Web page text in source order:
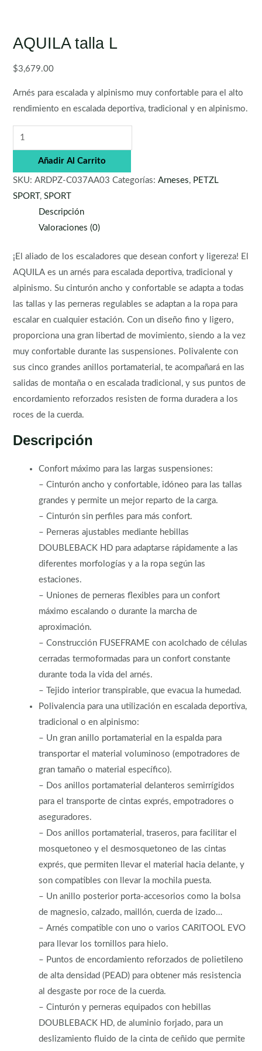
AQUILA talla L
$3,679.00
Arnés para escalada y alpinismo muy confortable para el alto
rendimiento en escalada deportiva, tradicional y en alpinismo.
Añadir Al Carrito
SKU:ARDPZ-C037AA03 Categorías:Arneses, PETZL
SPORT ,SPORT
Descripción
Valoraciones (0)
¡El aliado de los escaladores que desean confort y ligereza! El
AQUILA es un arnés para escalada deportiva, tradicional y
alpinismo. Su cinturón ancho y confortable se adapta a todas
las tallas y las perneras regulables se adaptan a la ropa para
escalar en cualquier estación. Con un diseño fino y ligero,
proporciona una gran libertad de movimiento, siendo a la vez
muy confortable durante las suspensiones. Polivalente con
sus cinco grandes anillos portamaterial, te acompañará en las
salidas de montaña o en escalada tradicional, y sus puntos de
encordamiento reforzados resisten de forma duradera a los
roces de la cuerda.
Descripción
Confort máximo para las largas suspensiones:
– Cinturón ancho y confortable, idóneo para las tallas
grandes y permite un mejor reparto de la carga.
– Cinturón sin perfiles para más confort.
– Perneras ajustables mediante hebillas
DOUBLEBACK HD para adaptarse rápidamente a las
diferentes morfologías y a la ropa según las
estaciones.
– Uniones de perneras flexibles para un confort
máximo escalando o durante la marcha de
aproximación.
– Construcción FUSEFRAME con acolchado de células
cerradas termoformadas para un confort constante
durante toda la vida del arnés.
– Tejido interior transpirable, que evacua la humedad.
Polivalencia para una utilización en escalada deportiva,
tradicional o en alpinismo:
– Un gran anillo portamaterial en la espalda para
transportar el material voluminoso (empotradores de
gran tamaño o material específico).
– Dos anillos portamaterial delanteros semirrígidos
para el transporte de cintas exprés, empotradores o
aseguradores.
– Dos anillos portamaterial, traseros, para facilitar el
mosquetoneo y el desmosquetoneo de las cintas
exprés, que permiten llevar el material hacia delante, y
son compatibles con llevar la mochila puesta.
– Un anillo posterior porta-accesorios como la bolsa
de magnesio, calzado, maillón, cuerda de izado…
– Arnés compatible con uno o varios CARITOOL EVO
para llevar los tornillos para hielo.
– Puntos de encordamiento reforzados de polietileno
de alta densidad (PEAD) para obtener más resistencia
al desgaste por roce de la cuerda.
– Cinturón y perneras equipados con hebillas
DOUBLEBACK HD, de aluminio forjado, para un
deslizamiento fluido de la cinta de ceñido que permite